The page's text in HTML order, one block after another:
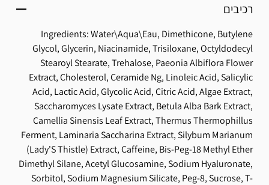
רכיבים
Ingredients: Water\Aqua\Eau, Dimethicone, Butylene
Glycol, Glycerin, Niacinamide, Trisiloxane, Octyldodecyl
Stearoyl Stearate, Trehalose, Paeonia Albiflora Flower
Extract, Cholesterol, Ceramide Ng, Linoleic Acid, Salicylic
Acid, Lactic Acid, Glycolic Acid, Citric Acid, Algae Extract,
Saccharomyces Lysate Extract, Betula Alba Bark Extract,
Camellia Sinensis Leaf Extract, Thermus Thermophillus
Ferment, Laminaria Saccharina Extract, Silybum Marianum
(Lady'S Thistle) Extract, Caffeine, Bis-Peg-18 Methyl Ether
Dimethyl Silane, Acetyl Glucosamine, Sodium Hyaluronate,
Sorbitol, Sodium Magnesium Silicate, Peg-8, Sucrose, T-